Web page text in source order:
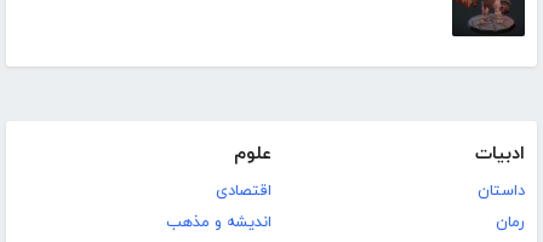
ادبیات
داستان
رمان
علوم
اقتصادی
اندیشه و مذهب